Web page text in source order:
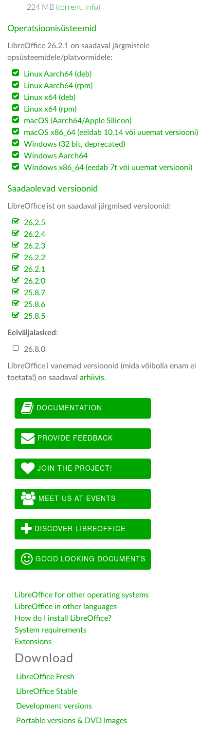
224 MB (torrent, info)
Operatsioonisüsteemid
LibreOffice 26.2.1 on saadaval järgmistele
opsüsteemidele/platvormidele:
Linux Aarch64 (deb)
Linux Aarch64 (rpm)
Linux x64 (deb)
Linux x64 (rpm)
macOS (Aarch64/Apple Silicon)
macOS x86_64 (eeldab 10.14 või uuemat versiooni)
Windows (32 bit, deprecated)
Windows Aarch64
Windows x86_64 (eedab 7t või uuemat versiooni)
Saadaolevad versioonid
LibreOffice'ist on saadaval järgmised versioonid:
26.2.5
26.2.4
26.2.3
26.2.2
26.2.1
26.2.0
25.8.7
25.8.6
25.8.5
Eelväljalasked :
26.8.0
LibreOffice'i vanemad versioonid (mida võibolla enam ei
toetata!) on saadaval arhiivis.
DOCUMENTATION
PROVIDE FEEDBACK
JOIN THE PROJECT!
MEET US AT EVENTS
DISCOVER LIBREOFFICE
GOOD LOOKING DOCUMENTS
LibreOffice for other operating systems
LibreOffice in other languages
How do I install LibreOffice?
System requirements
Extensions
Download
LibreOffice Fresh
LibreOffice Stable
Development versions
Portable versions & DVD Images